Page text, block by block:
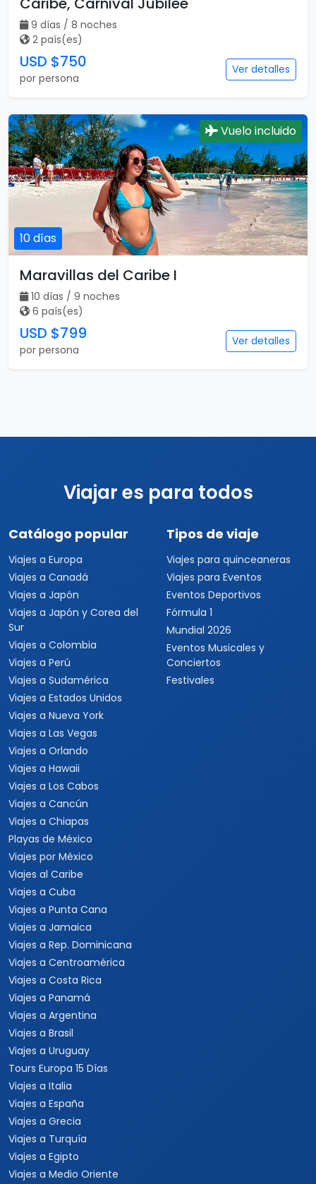
9 días / 8 noches
2 país(es)
USD $750
por persona
Ver detalles
10 días
Vuelo incluido
Maravillas del Caribe I
10 días / 9 noches
6 país(es)
USD $799
por persona
Ver detalles
Viajar es para todos
Catálogo popular
Viajes a Europa
Viajes a Canadá
Viajes a Japón
Viajes a Japón y Corea del
Sur
Viajes a Colombia
Viajes a Perú
Viajes a Sudamérica
Viajes a Estados Unidos
Viajes a Nueva York
Viajes a Las Vegas
Viajes a Orlando
Viajes a Hawaii
Viajes a Los Cabos
Viajes a Cancún
Viajes a Chiapas
Playas de México
Viajes por México
Viajes al Caribe
Viajes a Cuba
Viajes a Punta Cana
Viajes a Jamaica
Viajes a Rep. Dominicana
Viajes a Centroamérica
Viajes a Costa Rica
Viajes a Panamá
Viajes a Argentina
Viajes a Brasil
Viajes a Uruguay
Tours Europa 15 Días
Viajes a Italia
Viajes a España
Viajes a Grecia
Viajes a Turquía
Viajes a Egipto
Viajes a Medio Oriente
Tipos de viaje
Viajes para quinceaneras
Viajes para Eventos
Eventos Deportivos
Fórmula 1
Mundial 2026
Eventos Musicales y
Conciertos
Festivales